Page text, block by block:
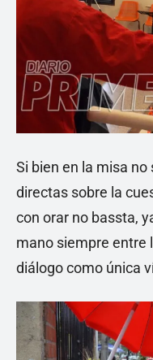
Si bien en la misa
directas sobre la
con orar no bassta,
mano siempre entre
diálogo como única